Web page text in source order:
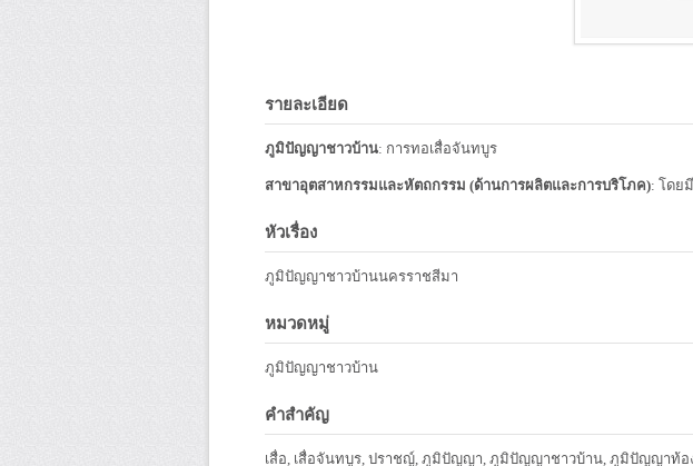
รายละเอียด
ภูมิปัญญาชาวบ้าน: การทอเสื่อจันทบูร
สาขาอุตสาหกรรมและหัตถกรรม (ด้านการผลิตและการบริโภค): โดย
หัวเรื่อง
ภูมิปัญญาชาวบ้านนครราชสีมา
หมวดหมู่
ภูมิปัญญาชาวบ้าน
คำสำคัญ
เสื่อ, เสื่อจันทบูร, ปราชญ์, ภูมิปัญญา, ภูมิปัญญาชาวบ้าน, ภูมิปัญญาท้อ